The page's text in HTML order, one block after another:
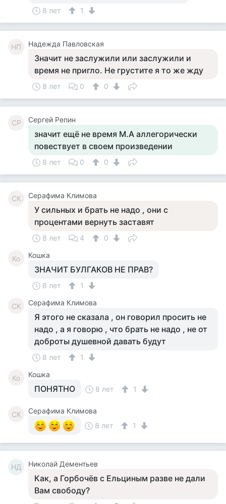
8 лет 1
НП Надежда Павловская
Значит не заслужили или заслужили и
время не пригло. Не грустите я то же жду
8 лет 0 0
СР Сергей Репин
значит ещё не время М.А аллегорически
повествует в своем произведении
8 лет 0 0
СК Серафима Климова
У сильных и брать не надо , они с
процентами вернуть заставят
8 лет 4 0
Ко Кошка
ЗНАЧИТ БУЛГАКОВ НЕ ПРАВ?
8 лет 1
СК Серафима Климова
Я этого не сказала , он говорил просить не
надо , а я говорю , что брать не надо , не от
доброты душевной давать будут
8 лет 1
Ко Кошка
ПОНЯТНО 8 лет 1
СК
Серафима Климова
8 лет
1
НД Николай Дементьев
Как, а Горбочёв с Ельциным разве не дали
Вам свободу?